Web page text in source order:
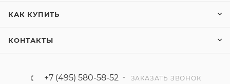
КАК КУПИТЬ
КОНТАКТЫ
+7 (495) 580-58-52 ЗАКАЗАТЬ ЗВОНОК